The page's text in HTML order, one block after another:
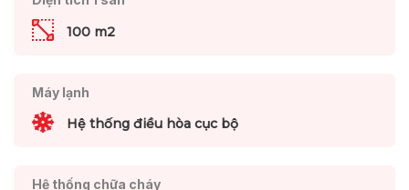
100 m2
Máy lạnh
Hệ thống điều hòa cục bộ
Hệ thống chữa cháy